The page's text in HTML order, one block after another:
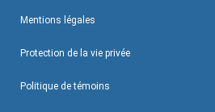
Mentions légales
Protection de la vie privée
Politique de témoins